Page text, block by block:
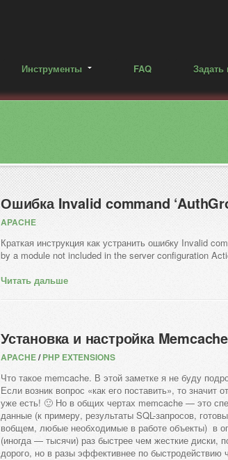
Инструменты FAQ Задать
Ошибка Invalid command
APACHE
Краткая инструкция как устранить ошибку Invalid
by a module not included in the server configuration
Читать дальше
Установка и настройка
APACHE/PHP EXTENSIONS
Что такое memcache. В этой заметке я не буду
Если возник вопрос «как его поставить», то значит
уже есть! 🙂 Но в общих чертах memcache — это
данные (к примеру, результаты SQL-запросов,
вобщем, любые необходимые в работе объекты) в
(иногда — тысячи) раз быстрее чем жесткие диски,
дорого, но в разы эффективнее по быстродействию